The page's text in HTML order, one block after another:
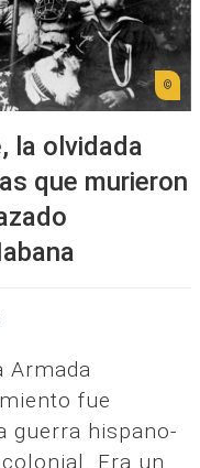
la olvidada
que murieron
Armada
fue
guerra hispano-
Era un